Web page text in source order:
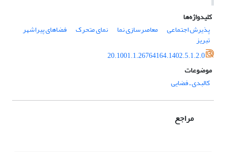
کلیدواژه‌ها
پذیرش اجتماعی
معاصرسازی نما نمای متحرک فضاهای پیراشهر
تبریز
20.1001.1.26764164.1402.5.1.2.0
موضوعات
کالبدی ـ فضایی
مراجع